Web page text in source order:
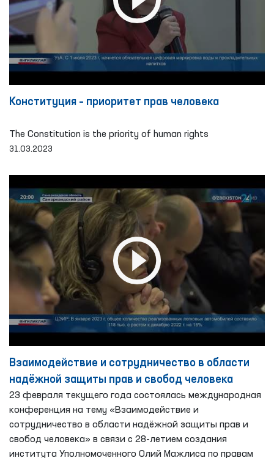
Конституция – приоритет прав человека
The Constitution is the priority of human rights
31.03.2023
Взаимодействие и сотрудничество в области
надёжной защиты прав и свобод человека
23 февраля текущего года состоялась международная
конференция на тему «Взаимодействие и
сотрудничество в области надёжной защиты прав и
свобод человека» в связи с 28-летием создания
института Уполномоченного Олий Мажлиса по правам